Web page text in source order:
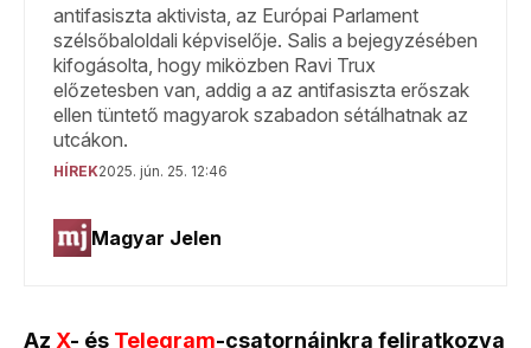
Az X- és Telegram-csatornáinkra feliratkozva